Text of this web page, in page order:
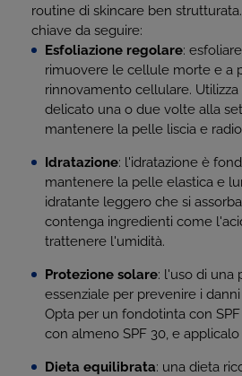
routine di skincare ben
chiave da seguire:
Esfoliazione regolare:
rimuovere le cellule morte e a
rinnovamento cellulare.
delicato una o due volte alla
mantenere la pelle liscia e
Idratazione: l'idratazione è
mantenere la pelle elastica e
idratante leggero che si
contenga ingredienti come
trattenere l'umidità.
Protezione solare: l'uso di una
essenziale per prevenire i
Opta per un fondotinta con
con almeno SPF 30, e
Dieta equilibrata: una dieta